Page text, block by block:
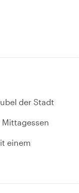
der Stadt
Mittagessen
einem